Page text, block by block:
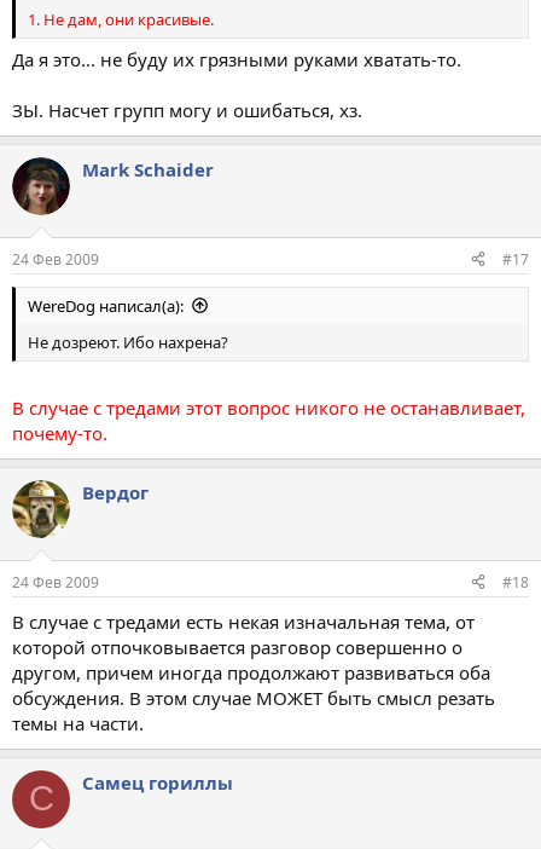
1. Не дам, они красивые.
Да я это... не буду их грязными руками хватать-то.
ЗЫ. Насчет групп могу и ошибаться, хз.
Mark Schaider
24 Фев 2009 #17
WereDog написал(а):
Не дозреют. Ибо нахрена?
В случае с тредами этот вопрос никого не останавливает,
почему-то.
Вердог
24 Фев 2009 #18
В случае с тредами есть некая изначальная тема, от
которой отпочковывается разговор совершенно о
другом, причем иногда продолжают развиваться оба
обсуждения. В этом случае МОЖЕТ быть смысл резать
темы на части.
С Самец гориллы